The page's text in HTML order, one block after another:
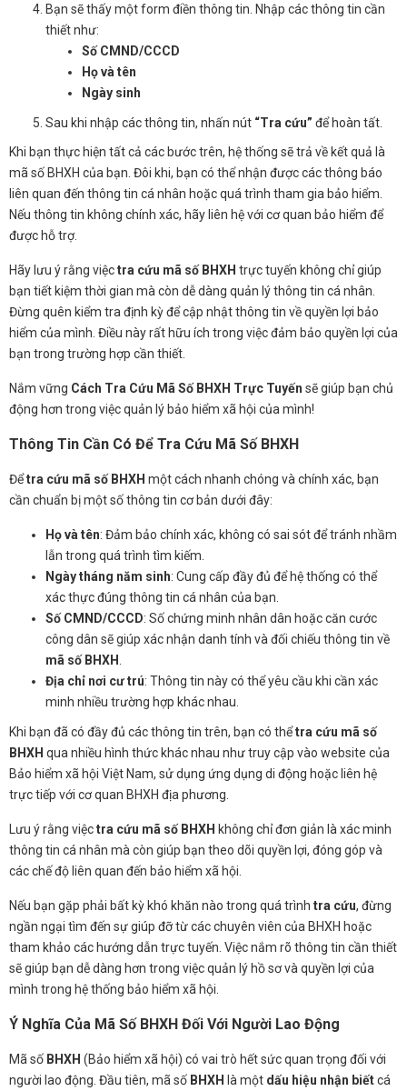
Bạn sẽ thấy một form điền thông tin. Nhập các thông tin cần
thiết như:
Số CMND/CCCD
Họ và tên
Ngày sinh
Sau khi nhập các thông tin, nhấn nút “Tra cứu” để hoàn tất.
Khi bạn thực hiện tất cả các bước trên, hệ thống sẽ trả về kết quả là
mã số BHXH của bạn. Đôi khi, bạn có thể nhận được các thông báo
liên quan đến thông tin cá nhân hoặc quá trình tham gia bảo hiểm.
Nếu thông tin không chính xác, hãy liên hệ với cơ quan bảo hiểm để
được hỗ trợ.
Hãy lưu ý rằng việctra cứu mã số BHXH trực tuyến không chỉ giúp
bạn tiết kiệm thời gian mà còn dễ dàng quản lý thông tin cá nhân.
Đừng quên kiểm tra định kỳ để cập nhật thông tin về quyền lợi bảo
hiểm của mình. Điều này rất hữu ích trong việc đảm bảo quyền lợi của
bạn trong trường hợp cần thiết.
Nắm vững Cách Tra Cứu Mã Số BHXH Trực Tuyến sẽ giúp bạn chủ
động hơn trong việc quản lý bảo hiểm xã hội của mình!
Thông Tin Cần Có Để Tra Cứu Mã Số BHXH
Đểtra cứu mã số BHXH một cách nhanh chóng và chính xác, bạn
cần chuẩn bị một số thông tin cơ bản dưới đây:
Họ và tên: Đảm bảo chính xác, không có sai sót để tránh nhầm
lẫn trong quá trình tìm kiếm.
Ngày tháng năm sinh: Cung cấp đầy đủ để hệ thống có thể
xác thực đúng thông tin cá nhân của bạn.
Số CMND/CCCD: Số chứng minh nhân dân hoặc căn cước
công dân sẽ giúp xác nhận danh tính và đối chiếu thông tin về
mã số BHXH
Địa chỉ nơi cư trú: Thông tin này có thể yêu cầu khi cần xác
minh nhiều trường hợp khác nhau.
Khi bạn đã có đầy đủ các thông tin trên, bạn có thểtra cứu mã số
BHXH qua nhiều hình thức khác nhau như truy cập vào website của
Bảo hiểm xã hội Việt Nam, sử dụng ứng dụng di động hoặc liên hệ
trực tiếp với cơ quan BHXH địa phương.
Lưu ý rằng việctra cứu mã số BHXH không chỉ đơn giản là xác minh
thông tin cá nhân mà còn giúp bạn theo dõi quyền lợi, đóng góp và
các chế độ liên quan đến bảo hiểm xã hội.
Nếu bạn gặp phải bất kỳ khó khăn nào trong quá trình tra cứu, đừng
ngần ngại tìm đến sự giúp đỡ từ các chuyên viên của BHXH hoặc
tham khảo các hướng dẫn trực tuyến. Việc nắm rõ thông tin cần thiết
sẽ giúp bạn dễ dàng hơn trong việc quản lý hồ sơ và quyền lợi của
mình trong hệ thống bảo hiểm xã hội.
Ý Nghĩa Của Mã Số BHXH Đối Với Người Lao Động
Mã số BHXH (Bảo hiểm xã hội) có vai trò hết sức quan trọng đối với
người lao động. Đầu tiên, mã số BHXH là một dấu hiệu nhận biếtcá